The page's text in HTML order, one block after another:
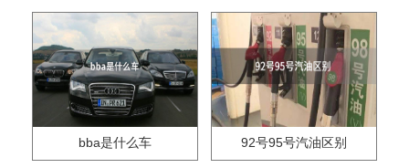
bba是什么车 92号95号汽油区别